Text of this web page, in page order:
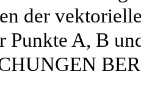
der
Punkte A, B